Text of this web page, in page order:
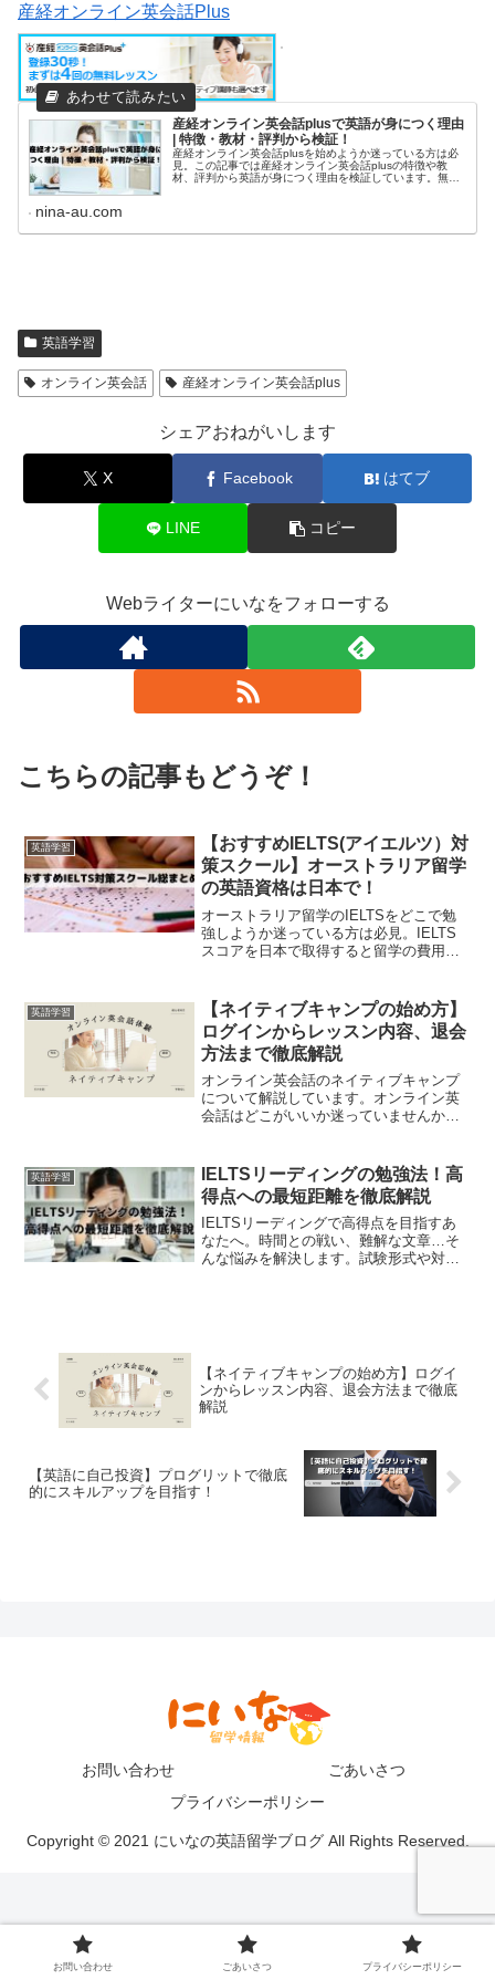
産経オンライン英会話Plus
産経オンライン英会話plusで英語が身につく理由
| 特徴・教材・評判から検証！
産経オンライン英会話plusを始めようか迷っている方は必
見。この記事では産経オンライン英会話plusの特徴や教
材、評判から英語が身につく理由を検証しています。無料
nina-au.com
英語学習
オンライン英会話 産経オンライン英会話plus
シェアおねがいします
X Facebook はてブ
LINE コピー
Webライターにいなをフォローする
こちらの記事もどうぞ！
英語学習
【おすすめIELTS(アイエルツ）対
策スクール】オーストラリア留学
の英語資格は日本で！
オーストラリア留学のIELTSをどこで勉
強しようか迷っている方は必見。IELTS
スコアを日本で取得すると留学の費用や
のおすすめをまとめました。ぜひ参考に
してください。
英語学習
【ネイティブキャンプの始め方】
ログインからレッスン内容、退会
方法まで徹底解説
オンライン英会話のネイティブキャンプ
について解説しています。オンライン英
会話はどこがいいか迷っていませんか。
会話講師が実際に体験したレッスンの流
れや特長をご紹介します！
英語学習
IELTSリーディングの勉強法！高
得点への最短距離を徹底解説
IELTSリーディングで高得点を目指すあ
なたへ。時間との戦い、難解な文章…そ
んな悩みを解決します。試験形式や対策
【ネイティブキャンプの始め方】ログイ
ンからレッスン内容、退会方法まで徹底
解説
【英語に自己投資】プログリットで徹底
的にスキルアップを目指す！
お問い合わせ
ごあいさつ
プライバシーポリシー
Copyright © 2021 にいなの英語留学ブログ All Rights Reserved.
お問い合わせ ごあいさつ プライバシーポリシー